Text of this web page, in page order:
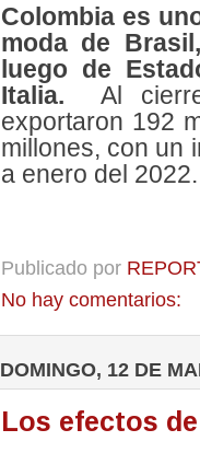
Colombia es
moda de
luego de
Italia.
Al
exportaron 192
millones, con un
a enero del 2022.
Publicado por
No hay comentarios:
DOMINGO, 12 DE
Los efectos